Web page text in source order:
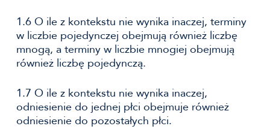
1.6 O ile z kontekstu nie wynika inaczej, terminy
w liczbie pojedynczej obejmują również liczbę
mnogą, a terminy w liczbie mnogiej obejmują
również liczbę pojedynczą.
1.7 O ile z kontekstu nie wynika inaczej,
odniesienie do jednej płci obejmuje również
odniesienie do pozostałych płci.